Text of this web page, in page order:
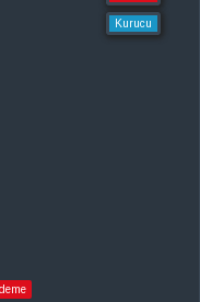
Kurucu